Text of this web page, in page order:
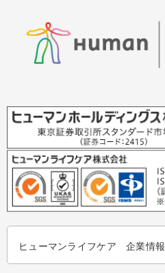
ヒューマンライフケア 企業情報